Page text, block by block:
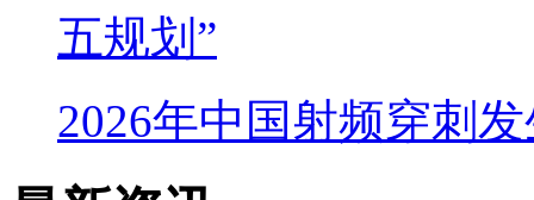
五规划”
2026年中国射频穿刺